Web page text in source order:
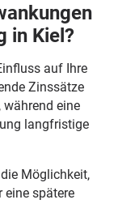
in Kiel?
auf Ihre
Zinssätze
während eine
langfristige
Möglichkeit,
spätere